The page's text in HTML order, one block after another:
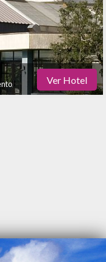
Ver Hotel